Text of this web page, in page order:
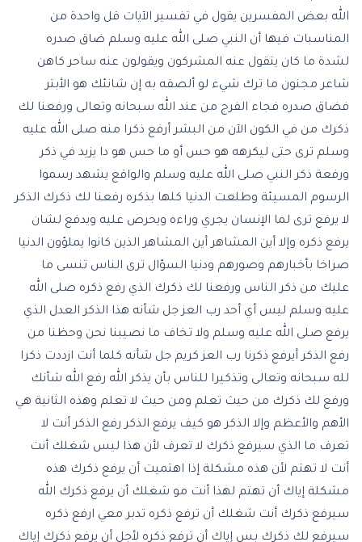
الله بعض المفسرين يقول في تفسير الآيات قل واحدة من
المناسبات فيها أن النبي صلى الله عليه وسلم ضاق صدره
لشدة ما كان يتقول عنه المشركون ويقولون عنه ساحر كاهن
شاعر مجنون ما ترك شيء لو ألصقه به إن شانئك هو الأبتر
فضاق صدره فجاء الفرج من عند الله سبحانه وتعالى ورفعنا لك
ذكرك من في الكون الآن من البشر أرفع ذكرا منه صلى الله عليه
وسلم ترى حتى ليكرهه هو حس أو ما حس هو دا يزيد في ذكر
ورفعة ذكر النبي صلى الله عليه وسلم والواقع يشهد رسموا
الرسوم المسيئة وطلعت الدنيا كلها بذكره رفعنا لك ذكرك الذكر
لا يرفع ترى لما الإنسان يجري وراءه ويحرص عليه ويدفع لشان
يرفع ذكره وإلا أين المشاهر أين المشاهر الذين كانوا يملؤون الدنيا
صراخا بأخبارهم وصورهم ودنيا السؤال ترى الناس تنسى ما
عليك من ذكر الناس ورفعنا لك ذكرك الذي رفع ذكره صلى الله
عليه وسلم ليس أي أحد رب العز جل شأنه هذا الذكر العدل الذي
يرفع صلى الله عليه وسلم ولا تخاف ما نصيبنا نحن وحظنا من
رفع الذكر أيرفع ذكرنا رب العز كريم جل شأنه كلما أنت ازددت ذكرا
لله سبحانه وتعالى وتذكيرا للناس بأن يذكر الله رفع الله شأنك
ورفع لك ذكرك من حيث تعلم ومن حيث لا تعلم وهذه الثانية هي
الأهم والأعظم وإلا الذكر هو كيف يرفع الذكر رفع الذكر أنت لا
تعرف ما الذي سيرفع ذكرك لا تعرف لأن هذا ليس شغلك أنت
أنت لا تهتم لأن هذه مشكلة إذا اهتميت أن يرفع ذكرك هذه
مشكلة إياك أن تهتم لهذا أنت مو شغلك أن يرفع ذكرك الله
سيرفع ذكرك أنت شغلك أن ترفع ذكره تدبر معي ارفع ذكره
سيرفع لك ذكرك بس إياك أن ترفع ذكره لأجل أن يرفع ذكرك إياك